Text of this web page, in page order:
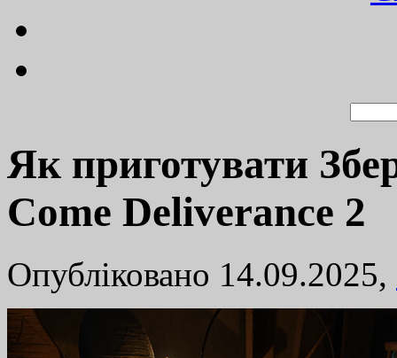
Як приготувати
Come Deliverance 2
Опубліковано 14.09.2025,